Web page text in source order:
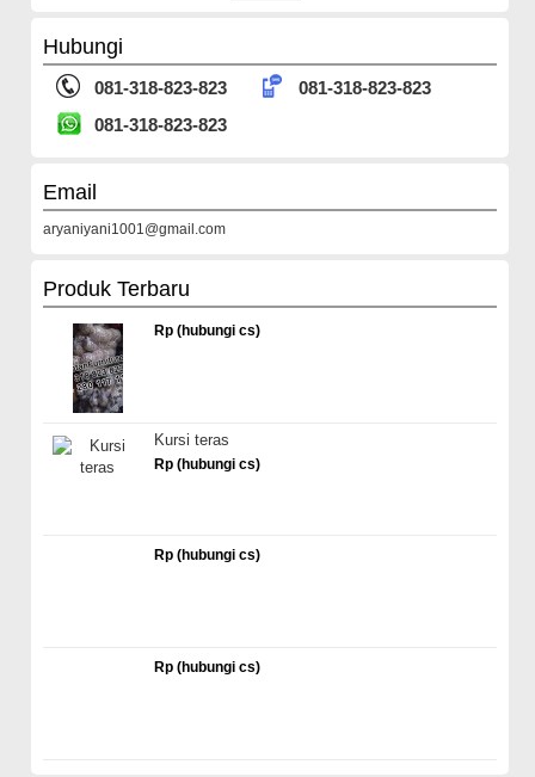
Hubungi
081-318-823-823
081-318-823-823
081-318-823-823
Email
aryaniyani1001@gmail.com
Produk Terbaru
Rp (hubungi cs)
Kursi teras
Rp (hubungi cs)
Rp (hubungi cs)
Rp (hubungi cs)